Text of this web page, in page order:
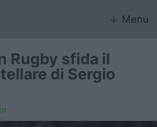
↓ Menu
Rugby sfida il
di Sergio